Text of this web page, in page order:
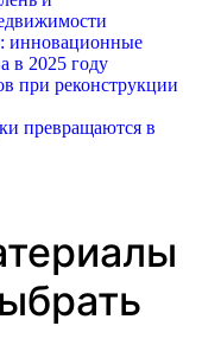
инновационные
в 2025 году
при реконструкции
превращаются в